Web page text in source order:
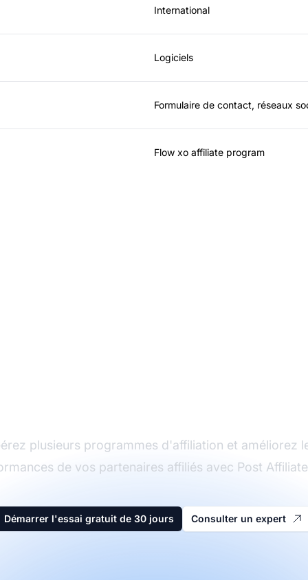
International
Logiciels
Formulaire de contact, réseaux
Flow xo affiliate program
plusieurs programmes d'affiliation et améliorez
de vos partenaires affiliés avec Post
Démarrer l'essai gratuit de 30 jours Consulter un expert